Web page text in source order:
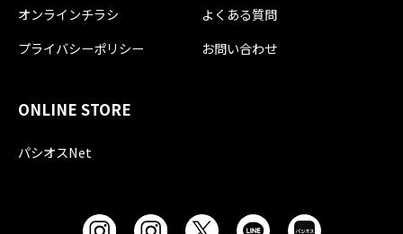
オンラインチラシ
よくある質問
プライバシーポリシー
お問い合わせ
ONLINE STORE
パシオスNet